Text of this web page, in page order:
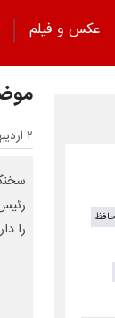
عکس و فیلم
۲ اردیبهشت ۱۴۰۴ - ۲۰:۵۳
را